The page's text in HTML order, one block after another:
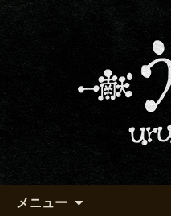
京都・五条で
める「一献
京都・五条烏丸
るうる」からの
メニュー